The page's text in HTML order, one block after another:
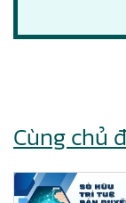
Cùng chủ